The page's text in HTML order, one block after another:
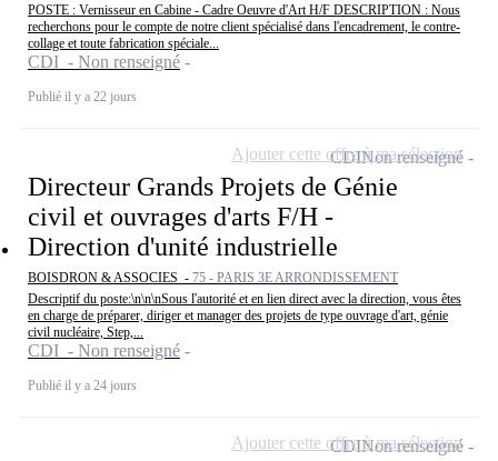
POSTE : Vernisseur en Cabine - Cadre Oeuvre d'Art H/F DESCRIPTION : Nous
recherchons pour le compte de notre client spécialisé dans l'encadrement, le contre-
collage et toute fabrication spéciale...
CDI - Non renseigné
Publié il y a 22 jours
Directeur Grands Projets de Génie
civil et ouvrages d'arts F/H -
Direction d'unité industrielle
BOISDRON & ASSOCIES - 75 - PARIS 3E ARRONDISSEMENT
Descriptif du poste:\n\n\nSous l'autorité et en lien direct avec la direction, vous êtes
en charge de préparer, diriger et manager des projets de type ouvrage d'art, génie
civil nucléaire, Step,...
CDI - Non renseigné
Publié il y a 24 jours
CDINon renseigné
Ajouter cette offre à ma sélection
CDINon renseigné
Ajouter cette offre à ma sélection